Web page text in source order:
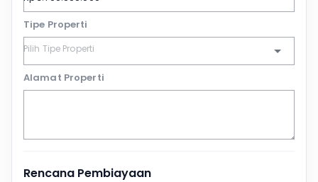
Tipe Properti
Alamat Properti
Rencana Pembiayaan